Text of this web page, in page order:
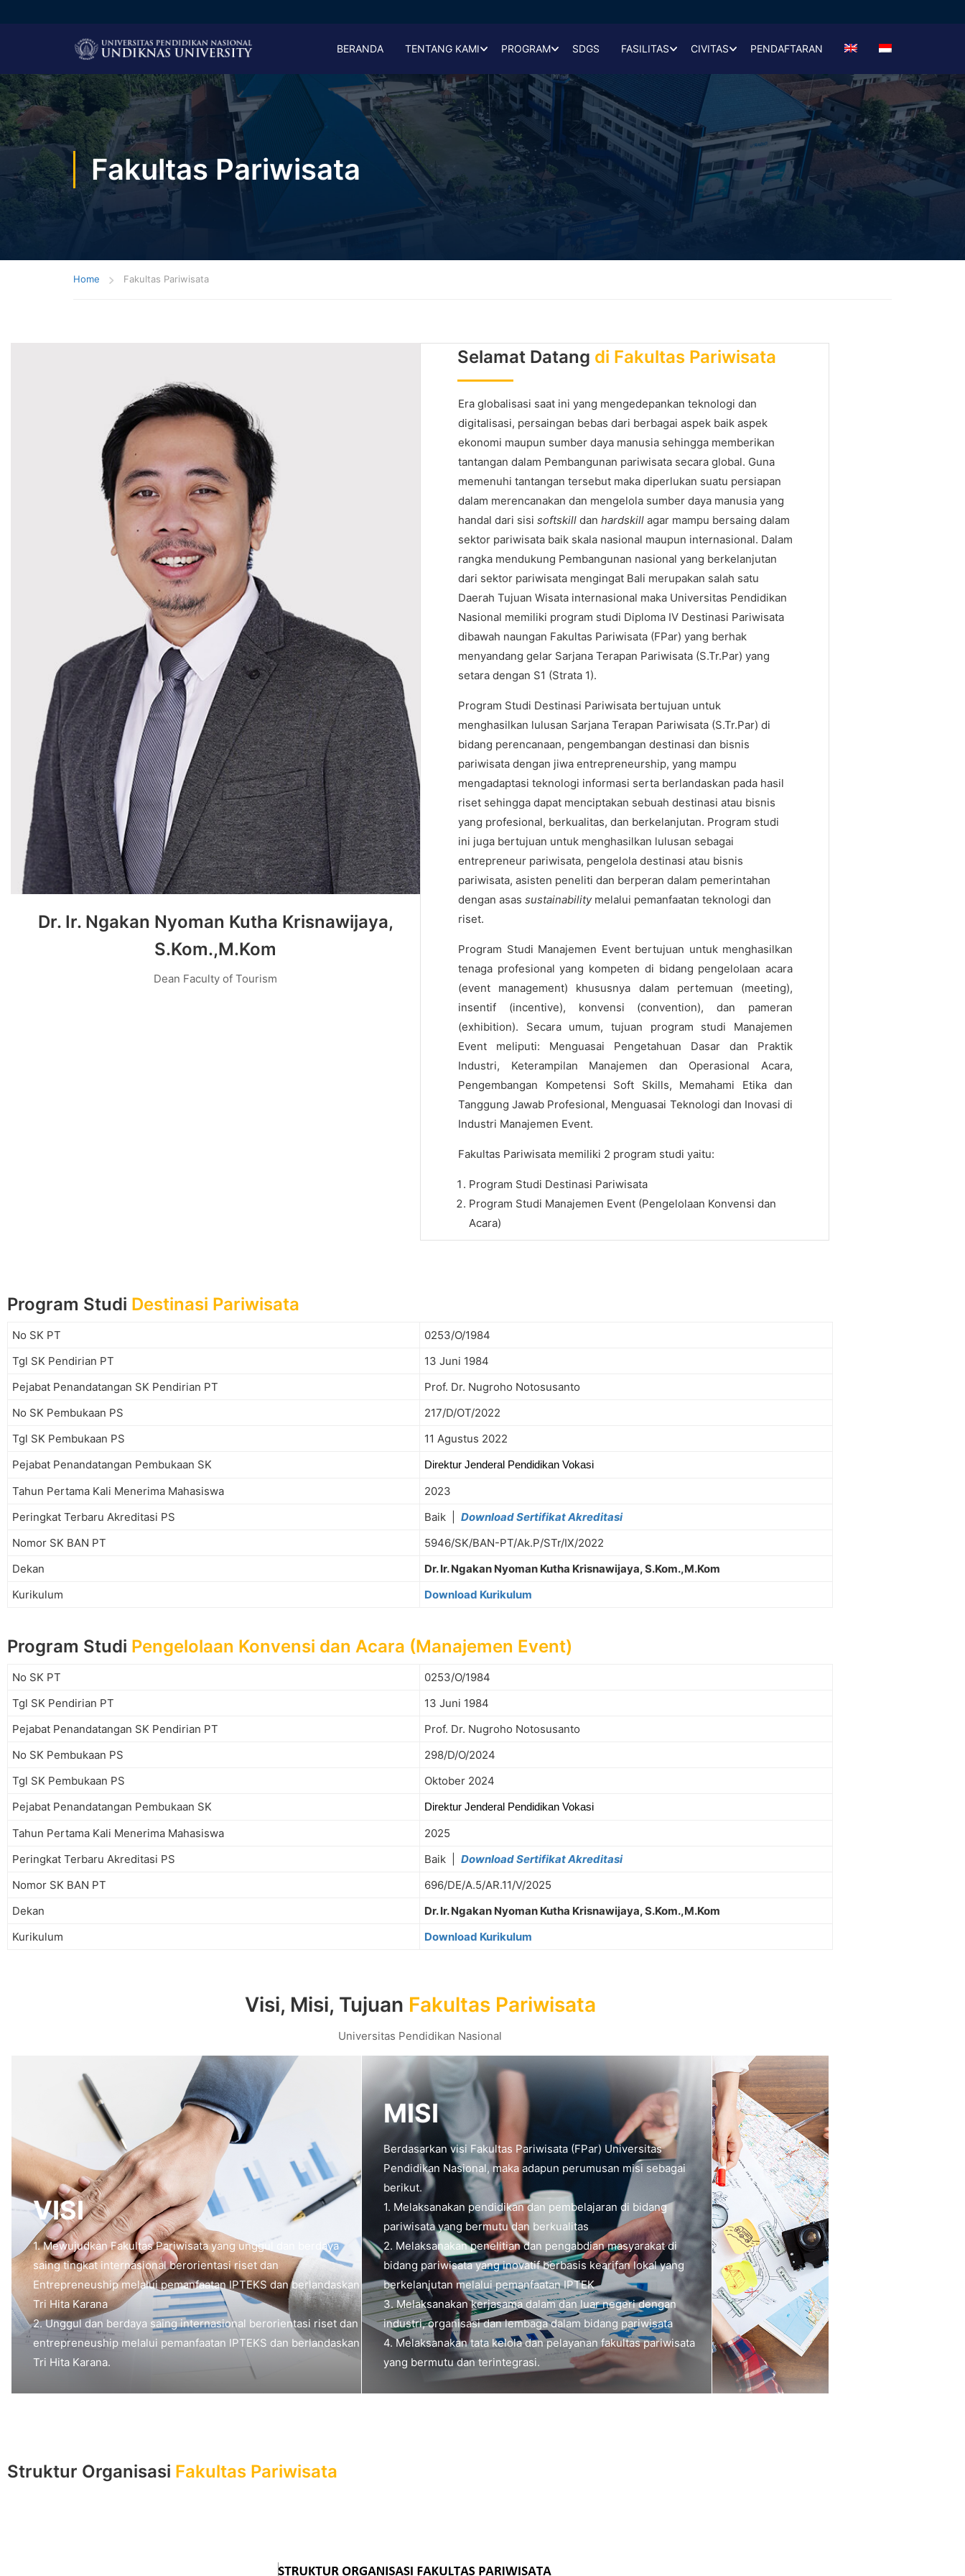
BERANDA TENTANG KAMI PROGRAM SDGS FASILITAS CIVITAS PENDAFTARAN
Fakultas Pariwisata
Home Fakultas Pariwisata
Dr. Ir. Ngakan Nyoman Kutha Krisnawijaya,
S.Kom.,M.Kom
Dean Faculty of Tourism
Selamat Datang di Fakultas Pariwisata
Era globalisasi saat ini yang mengedepankan teknologi dan
digitalisasi, persaingan bebas dari berbagai aspek baik aspek
ekonomi maupun sumber daya manusia sehingga memberikan
tantangan dalam Pembangunan pariwisata secara global. Guna
memenuhi tantangan tersebut maka diperlukan suatu persiapan
dalam merencanakan dan mengelola sumber daya manusia yang
handal dari sisi softskill dan hardskill agar mampu bersaing dalam
sektor pariwisata baik skala nasional maupun internasional. Dalam
rangka mendukung Pembangunan nasional yang berkelanjutan
dari sektor pariwisata mengingat Bali merupakan salah satu
Daerah Tujuan Wisata internasional maka Universitas Pendidikan
Nasional memiliki program studi Diploma IV Destinasi Pariwisata
dibawah naungan Fakultas Pariwisata (FPar) yang berhak
menyandang gelar Sarjana Terapan Pariwisata (S.Tr.Par) yang
setara dengan S1 (Strata 1).
Program Studi Destinasi Pariwisata bertujuan untuk
menghasilkan lulusan Sarjana Terapan Pariwisata (S.Tr.Par) di
bidang perencanaan, pengembangan destinasi dan bisnis
pariwisata dengan jiwa entrepreneurship, yang mampu
mengadaptasi teknologi informasi serta berlandaskan pada hasil
riset sehingga dapat menciptakan sebuah destinasi atau bisnis
yang profesional, berkualitas, dan berkelanjutan. Program studi
ini juga bertujuan untuk menghasilkan lulusan sebagai
entrepreneur pariwisata, pengelola destinasi atau bisnis
pariwisata, asisten peneliti dan berperan dalam pemerintahan
dengan asas sustainabilitymelalui pemanfaatan teknologi dan
riset.
Program Studi Manajemen Event bertujuan untuk menghasilkan
tenaga profesional yang kompeten di bidang pengelolaan acara
(event management) khususnya dalam pertemuan (meeting),
insentif (incentive), konvensi (convention), dan pameran
(exhibition). Secara umum, tujuan program studi Manajemen
Event meliputi: Menguasai Pengetahuan Dasar dan Praktik
Industri, Keterampilan Manajemen dan Operasional Acara,
Pengembangan Kompetensi Soft Skills, Memahami Etika dan
Tanggung Jawab Profesional, Menguasai Teknologi dan Inovasi di
Industri Manajemen Event.
Fakultas Pariwisata memiliki 2 program studi yaitu:
Program Studi Destinasi Pariwisata
Program Studi Manajemen Event (Pengelolaan Konvensi dan
Acara)
Program Studi Destinasi Pariwisata
No SK PT
0253/O/1984
Tgl SK Pendirian PT
13 Juni 1984
Pejabat Penandatangan SK Pendirian PT
Prof. Dr. Nugroho Notosusanto
No SK Pembukaan PS
217/D/OT/2022
Tgl SK Pembukaan PS
11 Agustus 2022
Pejabat Penandatangan Pembukaan SK
Direktur Jenderal Pendidikan Vokasi
Tahun Pertama Kali Menerima Mahasiswa
2023
Peringkat Terbaru Akreditasi PS
Baik | Download Sertifikat Akreditasi
Nomor SK BAN PT
5946/SK/BAN-PT/Ak.P/STr/IX/2022
Dekan
Dr. Ir. Ngakan Nyoman Kutha Krisnawijaya, S.Kom.,M.Kom
Kurikulum
Download Kurikulum
Program Studi Pengelolaan Konvensi dan Acara (Manajemen Event)
No SK PT
0253/O/1984
Tgl SK Pendirian PT
13 Juni 1984
Pejabat Penandatangan SK Pendirian PT
Prof. Dr. Nugroho Notosusanto
No SK Pembukaan PS
298/D/O/2024
Tgl SK Pembukaan PS
Oktober 2024
Pejabat Penandatangan Pembukaan SK
Direktur Jenderal Pendidikan Vokasi
Tahun Pertama Kali Menerima Mahasiswa
2025
Peringkat Terbaru Akreditasi PS
Baik | Download Sertifikat Akreditasi
Nomor SK BAN PT
696/DE/A.5/AR.11/V/2025
Dekan
Dr. Ir. Ngakan Nyoman Kutha Krisnawijaya, S.Kom.,M.Kom
Kurikulum
Download Kurikulum
Visi, Misi, Tujuan Fakultas Pariwisata
Universitas Pendidikan Nasional
VISI
1. Mewujudkan Fakultas Pariwisata yang unggul dan berdaya
saing tingkat internasional berorientasi riset dan
Entrepreneuship melalui pemanfaatan IPTEKS dan berlandaskan
Tri Hita Karana
2. Unggul dan berdaya saing internasional berorientasi riset dan
entrepreneuship melalui pemanfaatan IPTEKS dan berlandaskan
Tri Hita Karana.
MISI
Berdasarkan visi Fakultas Pariwisata (FPar) Universitas
Pendidikan Nasional, maka adapun perumusan misi sebagai
berikut.
1. Melaksanakan pendidikan dan pembelajaran di bidang
pariwisata yang bermutu dan berkualitas
2. Melaksanakan penelitian dan pengabdian masyarakat di
bidang pariwisata yang inovatif berbasis kearifan lokal yang
berkelanjutan melalui pemanfaatan IPTEK
3. Melaksanakan kerjasama dalam dan luar negeri dengan
industri, organisasi dan lembaga dalam bidang pariwisata
4. Melaksanakan tata kelola dan pelayanan fakultas pariwisata
yang bermutu dan terintegrasi.
Struktur Organisasi Fakultas Pariwisata